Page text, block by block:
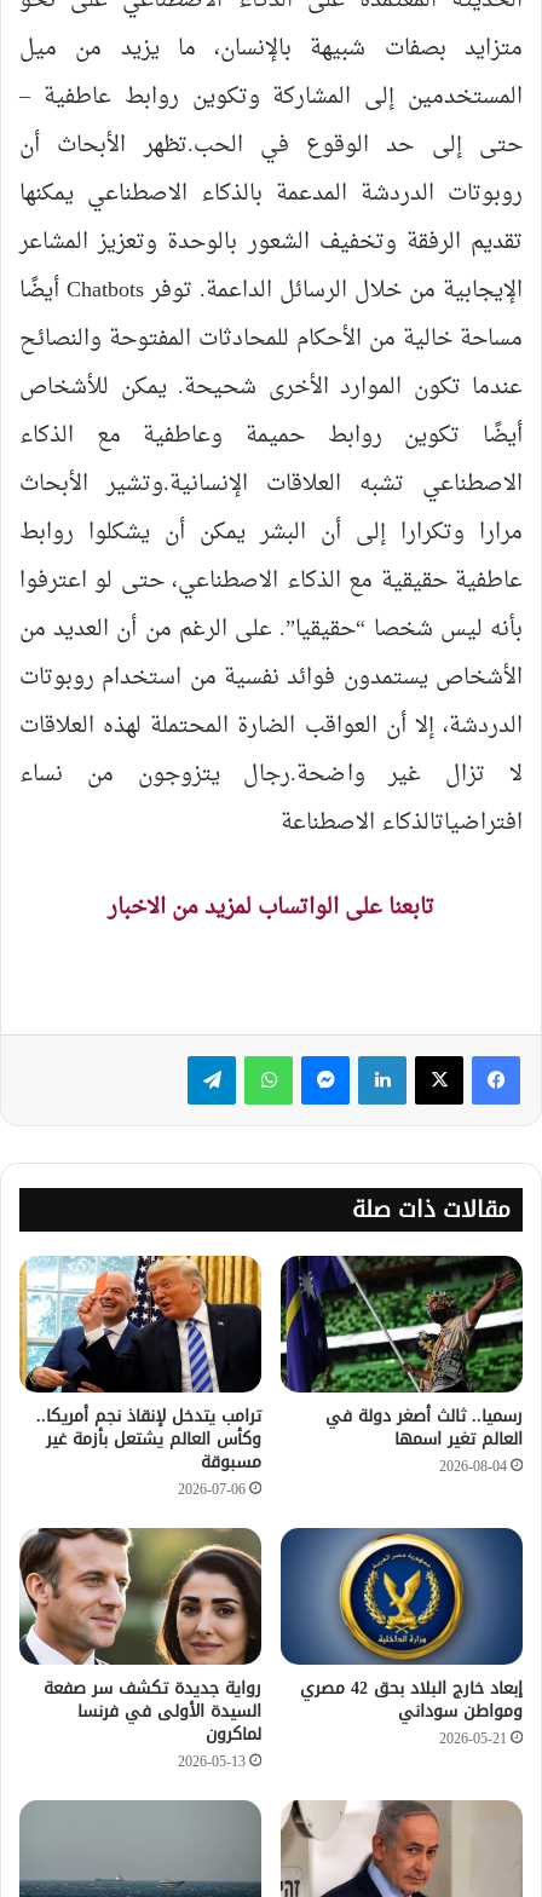
متزايد بصفات شبيهة بالإنسان، ما يزيد من ميل
المستخدمين إلى المشاركة وتكوين روابط عاطفية –
حتى إلى حد الوقوع في الحب.تظهر الأبحاث أن
روبوتات الدردشة المدعمة بالذكاء الاصطناعي يمكنها
تقديم الرفقة وتخفيف الشعور بالوحدة وتعزيز المشاعر
الإيجابية من خلال الرسائل الداعمة. توفر Chatbots أيضًا
مساحة خالية من الأحكام للمحادثات المفتوحة والنصائح
عندما تكون الموارد الأخرى شحيحة. يمكن للأشخاص
أيضًا تكوين روابط حميمة وعاطفية مع الذكاء
الاصطناعي تشبه العلاقات الإنسانية.وتشير الأبحاث
مرارا وتكرارا إلى أن البشر يمكن أن يشكلوا روابط
عاطفية حقيقية مع الذكاء الاصطناعي، حتى لو اعترفوا
بأنه ليس شخصا “حقيقيا”. على الرغم من أن العديد من
الأشخاص يستمدون فوائد نفسية من استخدام روبوتات
الدردشة، إلا أن العواقب الضارة المحتملة لهذه العلاقات
لا تزال غير واضحة.رجال يتزوجون من نساء
افتراضياتالذكاء الاصطناعة
تابعنا على الواتساب لمزيد من الاخبار
لينكدإن ماسنجر واتساب تيلقرام
مقالات ذات صلة
رسميا.. ثالث أصغر دولة في
العالم تغير اسمها
2026-08-04
ترامب يتدخل لإنقاذ نجم أمريكا..
وكأس العالم يشتعل بأزمة غير
مسبوقة
2026-07-06
إبعاد خارج البلاد بحق 42 مصري
ومواطن سوداني
2026-05-21
رواية جديدة تكشف سر صفعة
السيدة الأولى في فرنسا
لماكرون
2026-05-13